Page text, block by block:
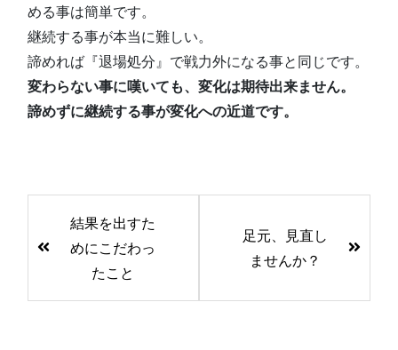
める事は簡単です。
継続する事が本当に難しい。
諦めれば『退場処分』で戦力外になる事と同じです。
変わらない事に嘆いても、変化は期待出来ません。
諦めずに継続する事が変化への近道です。
の
結果を出すた
めにこだわっ
たこと
足元、見直し
ませんか？